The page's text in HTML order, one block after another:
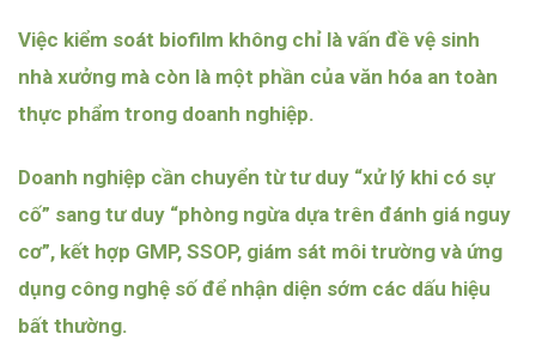
Việc kiểm soát biofilm không chỉ là vấn đề vệ sinh
nhà xưởng mà còn là một phần của văn hóa an toàn
thực phẩm trong doanh nghiệp.
Doanh nghiệp cần chuyển từ tư duy “xử lý khi có sự
cố” sang tư duy “phòng ngừa dựa trên đánh giá nguy
cơ”, kết hợp GMP, SSOP, giám sát môi trường và ứng
dụng công nghệ số để nhận diện sớm các dấu hiệu
bất thường.